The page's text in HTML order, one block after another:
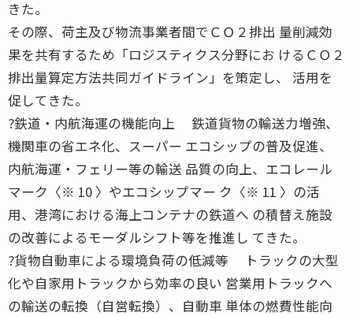
きた。
その際、荷主及び物流事業者間でＣＯ２排出 量削減効
果を共有するため「ロジスティクス分野にお けるＣＯ２
排出量算定方法共同ガイドライン」を策定し、 活用を
促してきた。
?鉄道・内航海運の機能向上 鉄道貨物の輸送力増強、
機関車の省エネ化、スーパー エコシップの普及促進、
内航海運・フェリー等の輸送 品質の向上、エコレール
マーク〈※ 10 〉やエコシップマー ク〈※ 11 〉の活
用、港湾における海上コンテナの鉄道へ の積替え施設
の改善によるモーダルシフト等を推進し てきた。
?貨物自動車による環境負荷の低減等 トラックの大型
化や自家用トラックから効率の良い 営業用トラックへ
の輸送の転換（自営転換）、自動車 単体の燃費性能向